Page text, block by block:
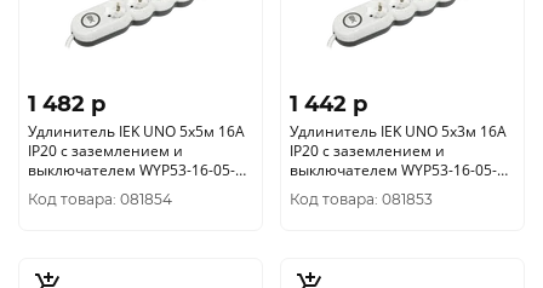
1 482 p
Удлинитель IEK UNO 5х5м 16А
IP20 с заземлением и
выключателем WYP53-16-05-
05-ZK
Код товара: 081854
1 442 p
Удлинитель IEK UNO 5х3м 16А
IP20 с заземлением и
выключателем WYP53-16-05-
03-ZK
Код товара: 081853